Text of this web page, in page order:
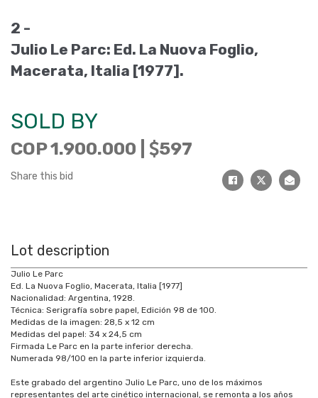
2 -
Julio Le Parc: Ed. La Nuova Foglio,
Macerata, Italia [1977].
SOLD BY
COP 1.900.000 | 597
Share this bid
Lot description
Julio Le Parc
Ed. La Nuova Foglio, Macerata, Italia [1977]
Nacionalidad: Argentina, 1928.
Técnica: Serigrafía sobre papel, Edición 98 de 100.
Medidas de la imagen: 28,5 x 12 cm
Medidas del papel: 34 x 24,5 cm
Firmada Le Parc en la parte inferior derecha.
Numerada 98/100 en la parte inferior izquierda.
Este grabado del argentino Julio Le Parc, uno de los máximos
representantes del arte cinético internacional, se remonta a los años